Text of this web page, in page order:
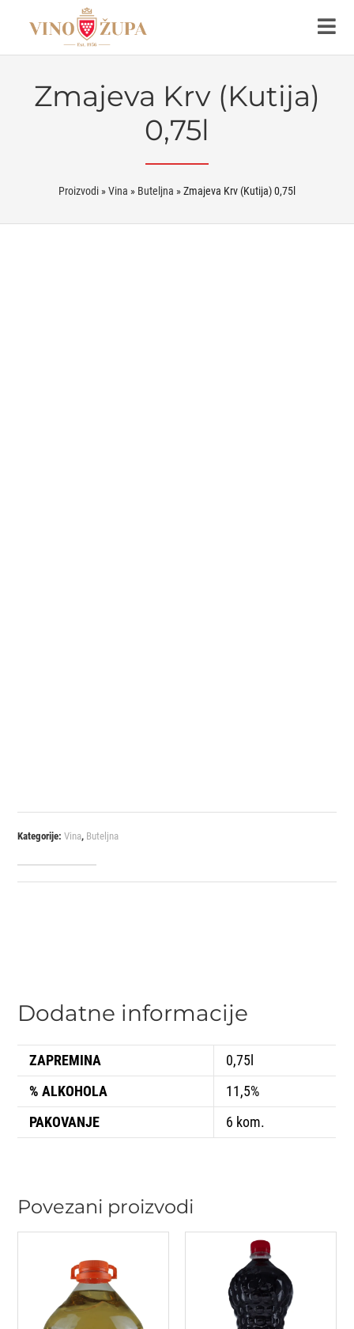
Zmajeva Krv (Kutija)
0,75l
Proizvodi »Vina » Buteljna »Zmajeva Krv (Kutija) 0,75l
Kategorije:Vina, Buteljna
Dodatne informacije
ZAPREMINA
0,75l
% ALKOHOLA
11,5%
PAKOVANJE
6 kom.
Povezani proizvodi